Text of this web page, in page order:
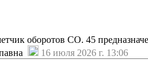
оборотов СО. 45
16 июля 2026 г. 13:06